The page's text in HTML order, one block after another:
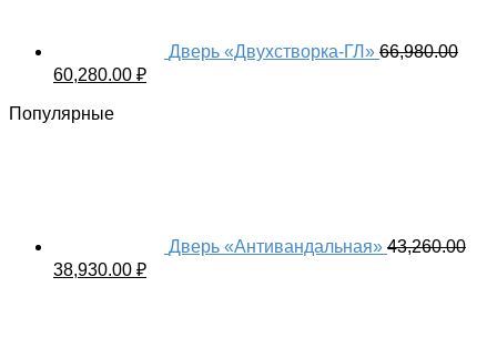
Дверь «Двухстворка-ГЛ» 66,980.00
60,280.00 ₽
Популярные
Дверь «Антивандальная» 43,260.00
38,930.00 ₽